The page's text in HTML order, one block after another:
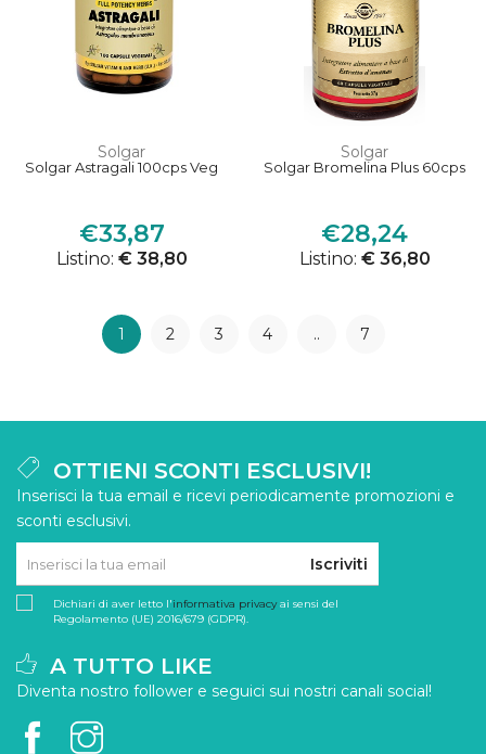
Solgar
Solgar Astragali 100cps Veg
€33,87
Listino: € 38,80
Solgar
Solgar Bromelina Plus 60cps
€28,24
Listino: € 36,80
1 2 3 4 .. 7
OTTIENI SCONTI ESCLUSIVI!
Inserisci la tua email e ricevi periodicamente promozioni e
sconti esclusivi.
Iscriviti
Dichiari di aver letto l'informativa privacyai sensi del
Regolamento (UE) 2016/679 (GDPR).
A TUTTO LIKE
Diventa nostro follower e seguici sui nostri canali social!